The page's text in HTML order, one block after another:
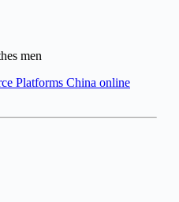
men
Platforms China online